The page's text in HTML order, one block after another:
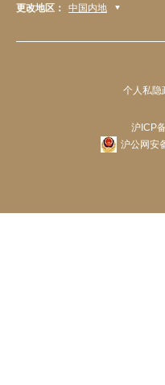
更改地区： 中国内地
个人私隐
沪ICP
沪公网安